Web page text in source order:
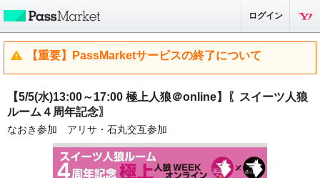
ログイン
【重要】PassMarketサービスの終了について
【5/5(水)13:00～17:00 極上人狼＠online】〖スイーツ人狼
ルーム４周年記念〗
なおき参加 アリサ・石丸交互参加